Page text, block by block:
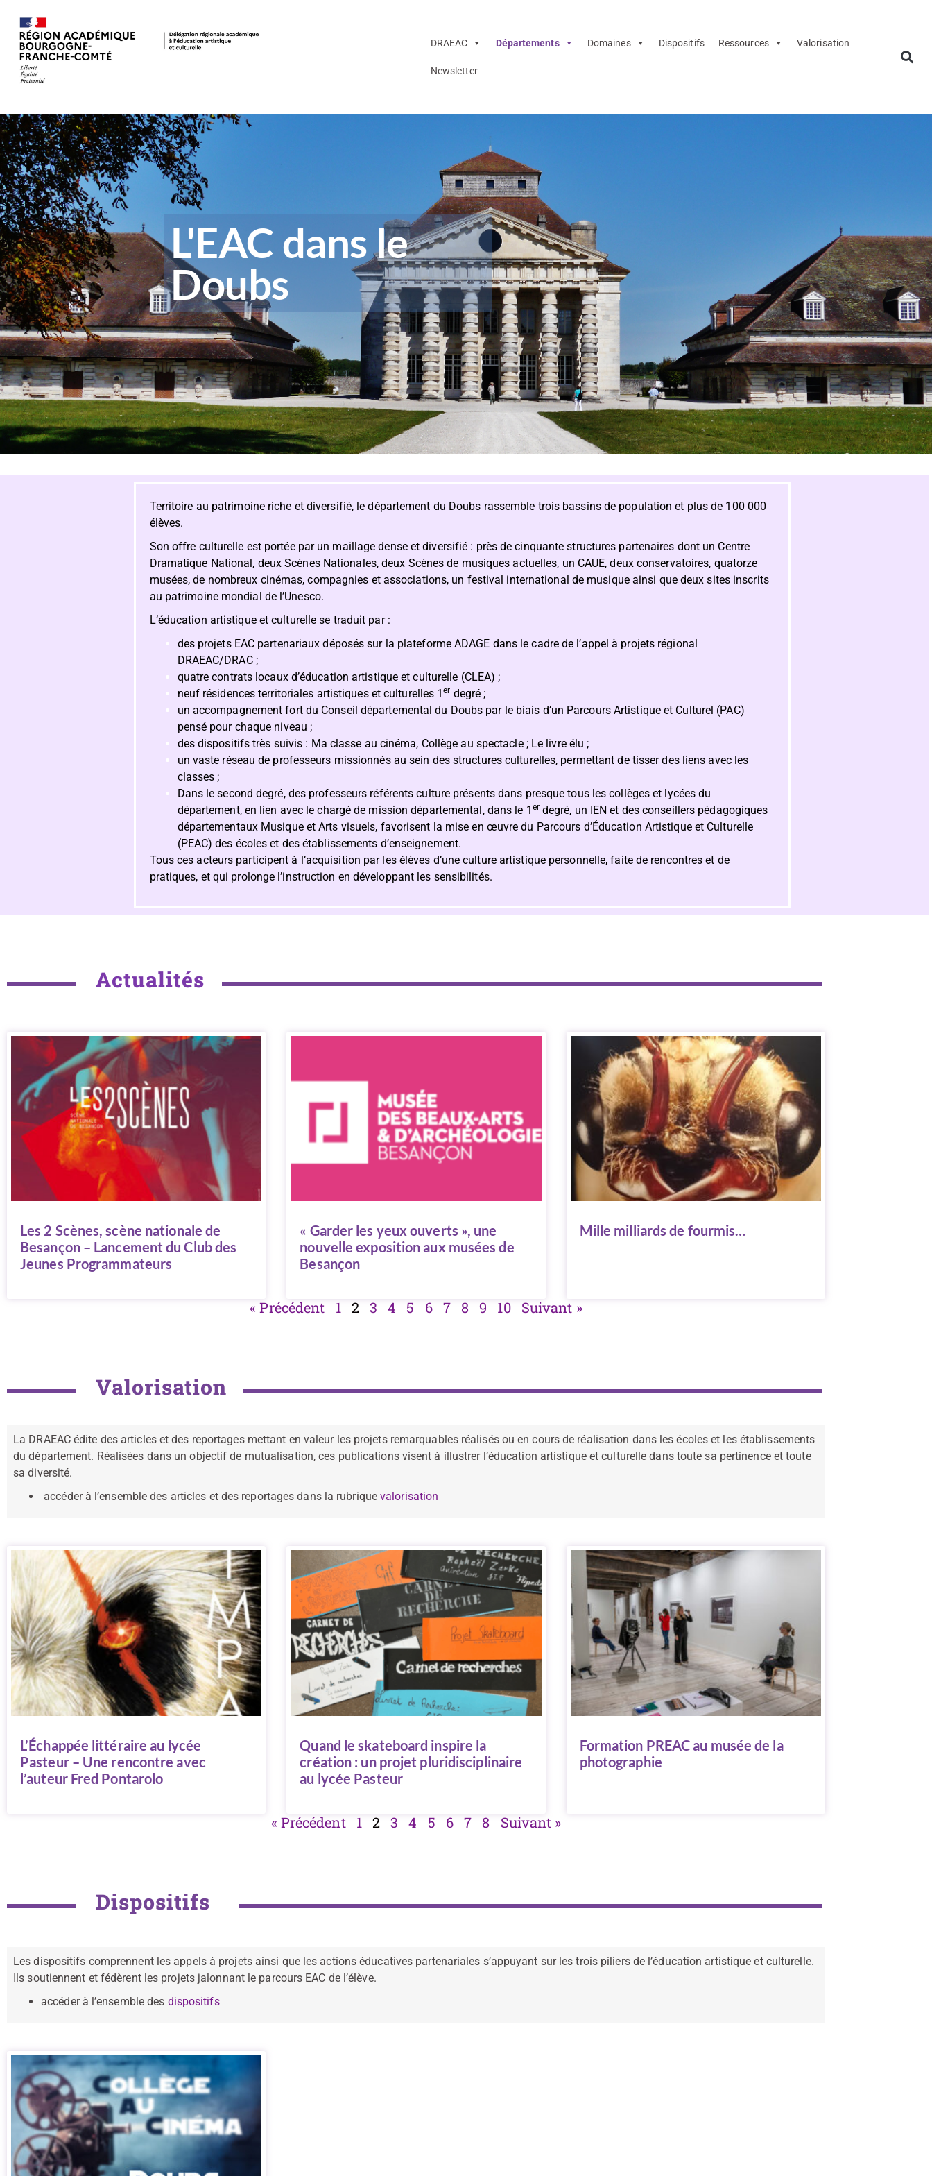
DRAEAC Départements Domaines Dispositifs Ressources Valorisation
Newsletter
L'EAC dans le
Doubs
Territoire au patrimoine riche et diversifié, le département du Doubs rassemble trois bassins de population et plus de 100 000
élèves.
Son offre culturelle est portée par un maillage dense et diversifié : près de cinquante structures partenaires dont un Centre
Dramatique National, deux Scènes Nationales, deux Scènes de musiques actuelles, un CAUE, deux conservatoires, quatorze
musées, de nombreux cinémas, compagnies et associations, un festival international de musique ainsi que deux sites inscrits
au patrimoine mondial de l’Unesco.
L’éducation artistique et culturelle se traduit par :
des projets EAC partenariaux déposés sur la plateforme ADAGE dans le cadre de l’appel à projets régional
DRAEAC/DRAC ;
quatre contrats locaux d’éducation artistique et culturelle (CLEA) ;
neuf résidences territoriales artistiques et culturelles 1er degré ;
un accompagnement fort du Conseil départemental du Doubs par le biais d’un Parcours Artistique et Culturel (PAC)
pensé pour chaque niveau ;
des dispositifs très suivis : Ma classe au cinéma, Collège au spectacle ; Le livre élu ;
un vaste réseau de professeurs missionnés au sein des structures culturelles, permettant de tisser des liens avec les
classes ;
Dans le second degré, des professeurs référents culture présents dans presque tous les collèges et lycées du
département, en lien avec le chargé de mission départemental, dans le 1 erdegré, un IEN et des conseillers pédagogiques
départementaux Musique et Arts visuels, favorisent la mise en œuvre du Parcours d’Éducation Artistique et Culturelle
(PEAC) des écoles et des établissements d’enseignement.
Tous ces acteurs participent à l’acquisition par les élèves d’une culture artistique personnelle, faite de rencontres et de
pratiques, et qui prolonge l’instruction en développant les sensibilités.
Actualités
Les 2 Scènes, scène nationale de
Besançon – Lancement du Club des
Jeunes Programmateurs
« Garder les yeux ouverts », une
nouvelle exposition aux musées de
Besançon
Mille milliards de fourmis…
« Précédent 1 2 3 4 5 6 7 8 9 10 Suivant »
Valorisation
La DRAEAC édite des articles et des reportages mettant en valeur les projets remarquables réalisés ou en cours de réalisation dans les écoles et les établissements
du département. Réalisées dans un objectif de mutualisation, ces publications visent à illustrer l’éducation artistique et culturelle dans toute sa pertinence et toute
sa diversité.
accéder à l’ensemble des articles et des reportages dans la rubriquevalorisation
L’Échappée littéraire au lycée
Pasteur – Une rencontre avec
l’auteur Fred Pontarolo
Quand le skateboard inspire la
création : un projet pluridisciplinaire
au lycée Pasteur
Formation PREAC au musée de la
photographie
« Précédent 1 2 3 4 5 6 7 8 Suivant »
Dispositifs
Les dispositifs comprennent les appels à projets ainsi que les actions éducatives partenariales s’appuyant sur les trois piliers de l’éducation artistique et culturelle.
Ils soutiennent et fédèrent les projets jalonnant le parcours EAC de l’élève.
accéder à l’ensemble des dispositifs